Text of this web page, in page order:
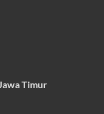
Timur